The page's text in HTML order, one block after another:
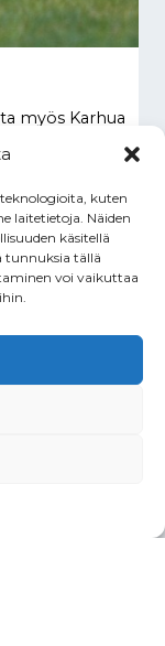
kuten
laitetietoja. Näiden
käsitellä
tunnuksia tällä
voi vaikuttaa
myös Kar­hua